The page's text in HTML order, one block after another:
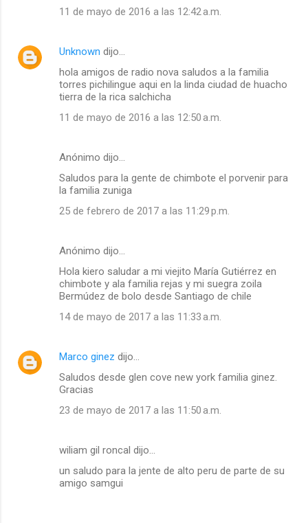
11 de mayo de 2016 a las 12:42 a.m.
Unknown dijo…
hola amigos de radio nova saludos a la familia
torres pichilingue aqui en la linda ciudad de huacho
tierra de la rica salchicha
11 de mayo de 2016 a las 12:50 a.m.
Anónimo dijo…
Saludos para la gente de chimbote el porvenir para
la familia zuniga
25 de febrero de 2017 a las 11:29 p.m.
Anónimo dijo…
Hola kiero saludar a mi viejito María Gutiérrez en
chimbote y ala familia rejas y mi suegra zoila
Bermúdez de bolo desde Santiago de chile
14 de mayo de 2017 a las 11:33 a.m.
Marco ginez dijo…
Saludos desde glen cove new york familia ginez.
Gracias
23 de mayo de 2017 a las 11:50 a.m.
wiliam gil roncal dijo…
un saludo para la jente de alto peru de parte de su
amigo samgui